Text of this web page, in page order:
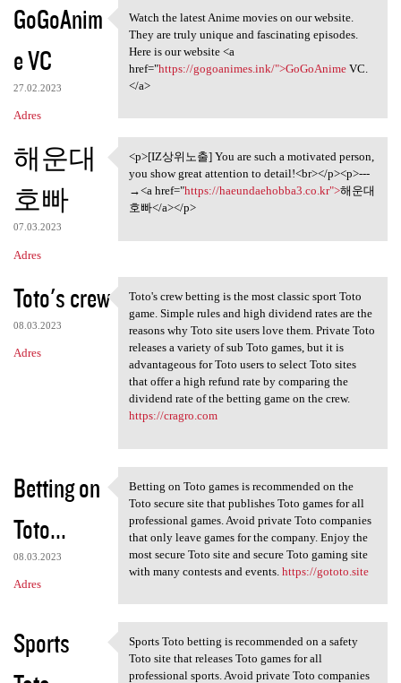
GoGoAnim
e VC
27.02.2023
Adres
Watch the latest Anime movies
Watch the latest Anime movies on our website.
They are truly unique and fascinating episodes.
Here is our website <a
href="https://gogoanimes.ink/">GoGoAnimeVC.
</a>
해운대
호빠
07.03.2023
Adres
<p>[IZ상위노출] You are such a
<p>[IZ상위노출] You are such a motivated person,
you show great attention to detail!<br></p><p>---
→<a href="https://haeundaehobba3.co.kr">해운대
호빠</a></p>
Toto's crew
08.03.2023
Adres
Toto's crew betting is the
Toto's crew betting is the most classic sport Toto
game. Simple rules and high dividend rates are the
reasons why Toto site users love them. Private Toto
releases a variety of sub Toto games, but it is
advantageous for Toto users to select Toto sites
that offer a high refund rate by comparing the
dividend rate of the betting game on the crew.
https://cragro.com
Betting on
Toto...
08.03.2023
Adres
Betting on Toto games is
Betting on Toto games is recommended on the
Toto secure site that publishes Toto games for all
professional games. Avoid private Toto companies
that only leave games for the company. Enjoy the
most secure Toto site and secure Toto gaming site
with many contests and events. https://gototo.site
Sports
Sports Toto betting is
Sports Toto betting is recommended on a safety
Toto site that releases Toto games for all
professional sports. Avoid private Toto companies